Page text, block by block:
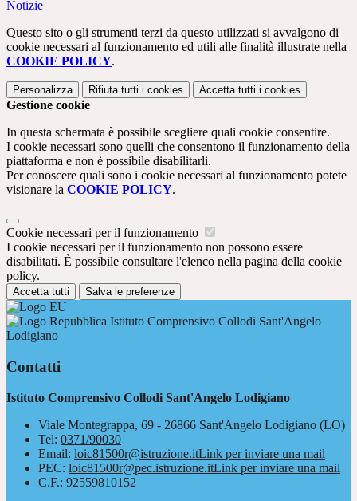
Notizie
Questo sito o gli strumenti terzi da questo utilizzati si avvalgono di
cookie necessari al funzionamento ed utili alle finalità illustrate nella
COOKIE POLICY.
Personalizza Rifiuta tutti i cookies Accetta tutti i cookies
Gestione cookie
In questa schermata è possibile scegliere quali cookie consentire.
I cookie necessari sono quelli che consentono il funzionamento della
piattaforma e non è possibile disabilitarli.
Per conoscere quali sono i cookie necessari al funzionamento potete
visionare la COOKIE POLICY.
Cookie necessari per il funzionamento
I cookie necessari per il funzionamento non possono essere
disabilitati. È possibile consultare l'elenco nella pagina della cookie
policy.
Accetta tutti Salva le preferenze
Istituto Comprensivo Collodi Sant'Angelo
Lodigiano
Contatti
Istituto Comprensivo Collodi Sant'Angelo Lodigiano
Viale Montegrappa, 69 - 26866 Sant'Angelo Lodigiano (LO)
Tel: 0371/90030
Email: loic81500r@istruzione.itLink per inviare una mail
PEC: loic81500r@pec.istruzione.itLink per inviare una mail
C.F.: 92559810152